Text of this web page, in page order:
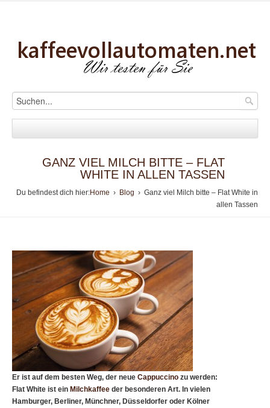
GANZ VIEL MILCH BITTE – FLAT
WHITE IN ALLEN TASSEN
Du befindest dich hier:Home › Blog › Ganz viel Milch bitte – Flat White in
allen Tassen
Er ist auf dem besten Weg, der neue Cappuccino zu werden:
Flat White ist ein Milchkaffee der besonderen Art. In vielen
Hamburger, Berliner, Münchner, Düsseldorfer oder Kölner